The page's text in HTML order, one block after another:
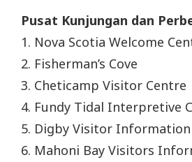
Pusat Kunjungan dan
1. Nova Scotia Welcome
2. Fisherman’s Cove
3. Cheticamp Visitor Centre
4. Fundy Tidal Interpretive
5. Digby Visitor
6. Mahoni Bay Visitors